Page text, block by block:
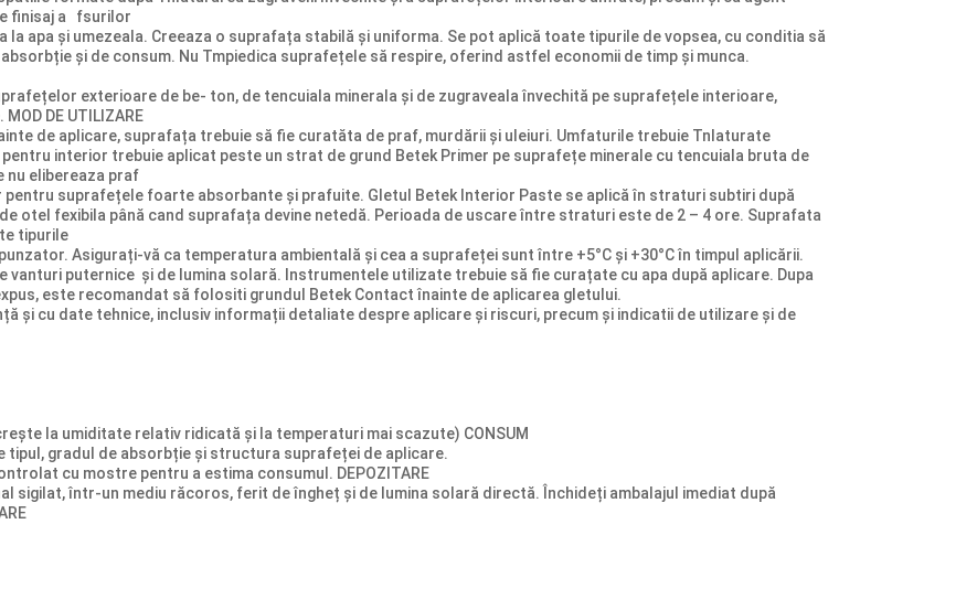
finisaj a fsurilor
apa și umezeala. Creeaza o suprafața stabilă și uniforma. Se pot aplică toate tipurile de vopsea, cu conditia să
și de consum. Nu Tmpiedica suprafețele să respire, oferind astfel economii de timp și munca.
exterioare de be- ton, de tencuiala minerala și de zugraveala învechită pe suprafețele interioare,
DE UTILIZARE
de aplicare, suprafața trebuie să fie curatăta de praf, murdării și uleiuri. Umfaturile trebuie Tnlaturate
interior trebuie aplicat peste un strat de grund Betek Primer pe suprafețe minerale cu tencuiala bruta de
nu elibereaza praf
pentru suprafețele foarte absorbante și prafuite. Gletul Betek Interior Paste se aplică în straturi subtiri după
otel fexibila până cand suprafața devine netedă. Perioada de uscare între straturi este de 2 – 4 ore. Suprafata
tipurile
Asigurați-vă ca temperatura ambientală și cea a suprafeței sunt între +5°C și +30°C în timpul aplicării.
puternice și de lumina solară. Instrumentele utilizate trebuie să fie curațate cu apa după aplicare. Dupa
este recomandat să folositi grundul Betek Contact înainte de aplicarea gletului.
și cu date tehnice, inclusiv informații detaliate despre aplicare și riscuri, precum și indicatii de utilizare și de
la umiditate relativ ridicată și la temperaturi mai scazute) CONSUM
tipul, gradul de absorbție și structura suprafeței de aplicare.
cu mostre pentru a estima consumul. DEPOZITARE
sigilat, într-un mediu răcoros, ferit de îngheț și de lumina solară directă. Închideți ambalajul imediat după